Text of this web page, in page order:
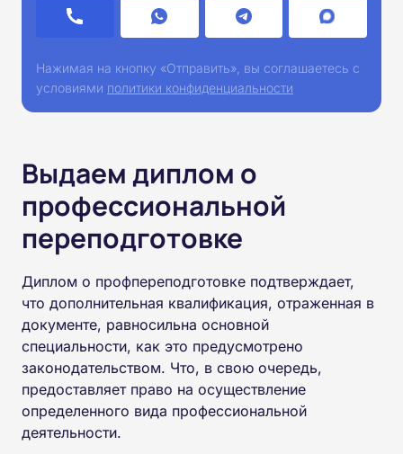
Нажимая на кнопку «Отправить», вы соглашаетесь с
условиями политики конфиденциальности
Выдаем диплом о
профессиональной
переподготовке
Диплом о профпереподготовке подтверждает,
что дополнительная квалификация, отраженная в
документе, равносильна основной
специальности, как это предусмотрено
законодательством. Что, в свою очередь,
предоставляет право на осуществление
определенного вида профессиональной
деятельности.